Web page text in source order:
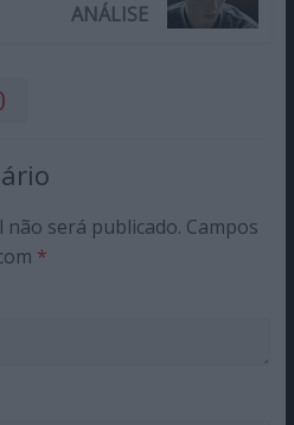
ANÁLISE
não será publicado. Campos
*